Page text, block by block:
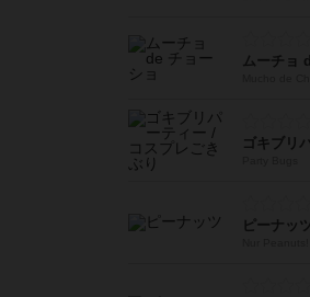
ムーチョ
ゴキブリ
ピーナッ